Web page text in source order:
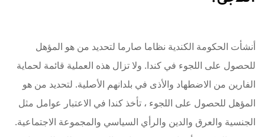
أنشأت الحكومة الكندية نظاما صارما لتحديد من هو المؤهل
للحصول على اللجوء في كندا. ولا تزال هذه العملية قائمة لحماية
الفارين من الاضطهاد والأذى في بلدانهم الأصلية. لتحديد من هو
المؤهل للحصول على اللجوء ، تأخذ كندا في الاعتبار عوامل مثل
الجنسية والعرق والدين والرأي السياسي والمجموعة الاجتماعية.